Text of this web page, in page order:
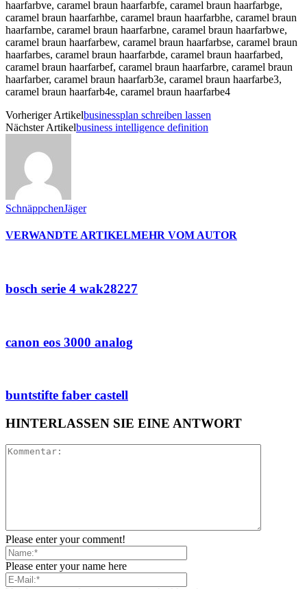
Vorheriger Artikelbusinessplan schreiben lassen
Nächster Artikelbusiness intelligence definition
SchnäppchenJäger
VERWANDTE ARTIKELMEHR VOM AUTOR
bosch serie 4 wak28227
canon eos 3000 analog
buntstifte faber castell
HINTERLASSEN SIE EINE ANTWORT
Please enter your comment!
Please enter your name here